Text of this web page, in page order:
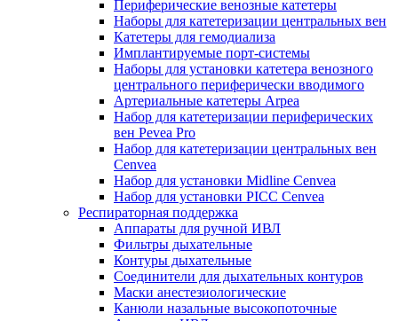
Периферические венозные катетеры
Наборы для катетеризации центральных вен
Катетеры для гемодиализа
Имплантируемые порт‑системы
Наборы для установки катетера венозного
центрального периферически вводимого
Артериальные катетеры Arpea
Набор для катетеризации периферических
вен Pevea Pro
Набор для катетеризации центральных вен
Cenvea
Набор для установки Midline Cenvea
Набор для установки PICC Cenvea
Респираторная поддержка
Аппараты для ручной ИВЛ
Фильтры дыхательные
Контуры дыхательные
Соединители для дыхательных контуров
Маски анестезиологические
Канюли назальные высокопоточные